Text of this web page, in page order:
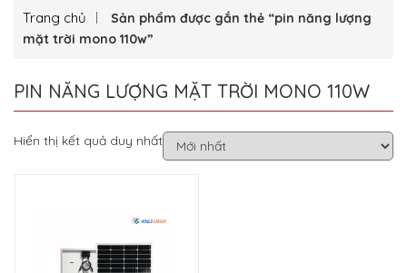
Trang chủ
Sản phẩm được gắn thẻ “pin năng lượng
mặt trời mono 110w”
PIN NĂNG LƯỢNG MẶT TRỜI MONO 110W
Hiển thị kết quả duy nhất